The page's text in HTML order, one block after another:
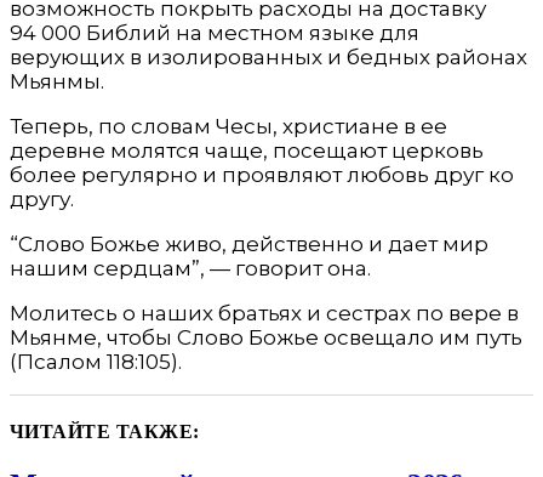
возможность покрыть расходы на доставку
94 000 Библий на местном языке для
верующих в изолированных и бедных районах
Мьянмы.
Теперь, по словам Чесы, христиане в ее
деревне молятся чаще, посещают церковь
более регулярно и проявляют любовь друг ко
другу.
“Слово Божье живо, действенно и дает мир
нашим сердцам”, — говорит она.
Молитесь о наших братьях и сестрах по вере в
Мьянме, чтобы Слово Божье освещало им путь
(Псалом 118:105).
ЧИТАЙТЕ ТАКЖЕ: